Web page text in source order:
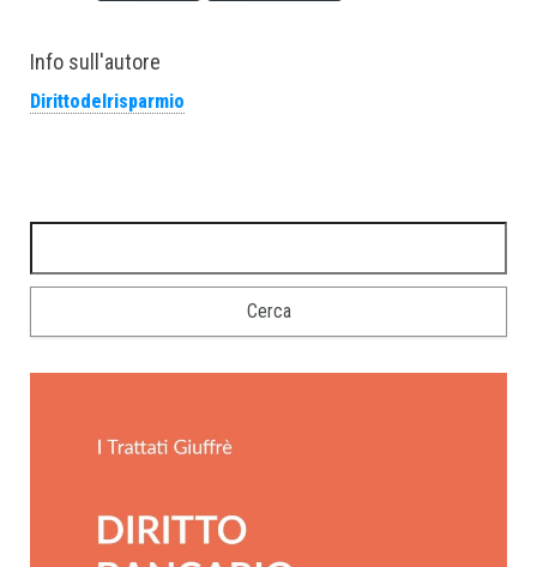
Info sull'autore
Dirittodelrisparmio